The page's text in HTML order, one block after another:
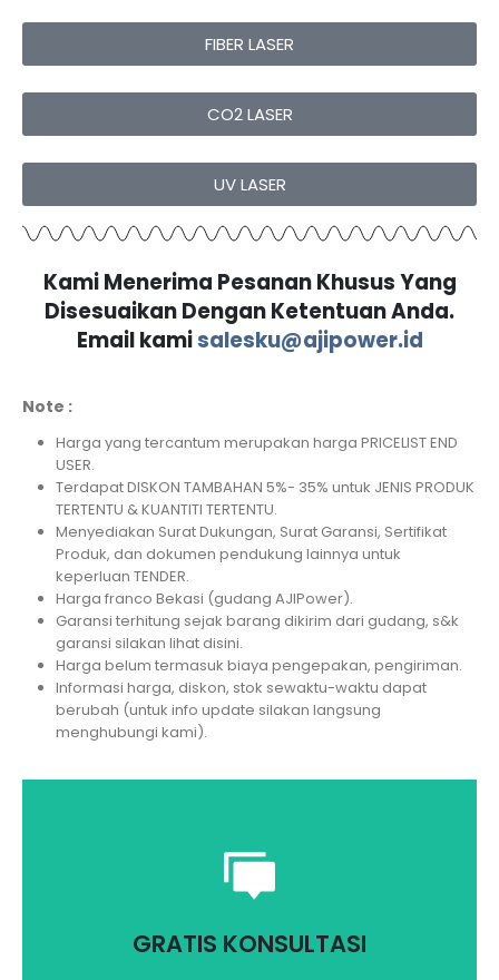
FIBER LASER
CO2 LASER
UV LASER
Kami Menerima Pesanan Khusus Yang
Disesuaikan Dengan Ketentuan Anda.
Email kamisalesku@ajipower.id
Note :
Harga yang tercantum merupakan harga PRICELIST END
USER.
Terdapat DISKON TAMBAHAN 5%- 35% untuk JENIS PRODUK
TERTENTU & KUANTITI TERTENTU.
Menyediakan Surat Dukungan, Surat Garansi, Sertifikat
Produk, dan dokumen pendukung lainnya untuk
keperluan TENDER.
Harga franco Bekasi (gudang AJIPower).
Garansi terhitung sejak barang dikirim dari gudang, s&k
garansi silakan lihat disini.
Harga belum termasuk biaya pengepakan, pengiriman.
Informasi harga, diskon, stok sewaktu-waktu dapat
berubah (untuk info update silakan langsung
menghubungi kami).
GRATIS KONSULTASI
Saran dan masukan yang terbaik untuk
kebutuhan Anda